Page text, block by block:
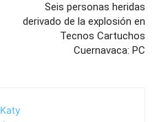
Seis personas heridas
derivado de la explosión en
Tecnos Cartuchos
Cuernavaca: PC